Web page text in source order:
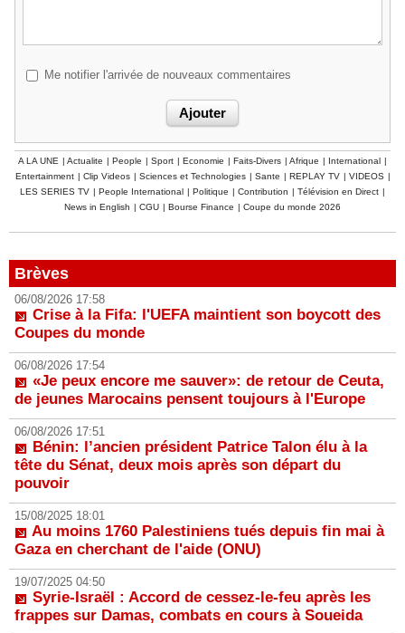
Me notifier l'arrivée de nouveaux commentaires
A LA UNE | Actualite | People | Sport | Economie | Faits-Divers | Afrique | International |
Entertainment | Clip Videos | Sciences et Technologies | Sante | REPLAY TV | VIDEOS |
LES SERIES TV | People International | Politique | Contribution | Télévision en Direct |
News in English | CGU | Bourse Finance | Coupe du monde 2026
Brèves
06/08/2026 17:58
Crise à la Fifa: l'UEFA maintient son boycott des
Coupes du monde
06/08/2026 17:54
«Je peux encore me sauver»: de retour de Ceuta,
de jeunes Marocains pensent toujours à l'Europe
06/08/2026 17:51
Bénin: l’ancien président Patrice Talon élu à la
tête du Sénat, deux mois après son départ du
pouvoir
15/08/2025 18:01
Au moins 1760 Palestiniens tués depuis fin mai à
Gaza en cherchant de l'aide (ONU)
19/07/2025 04:50
Syrie-Israël : Accord de cessez-le-feu après les
frappes sur Damas, combats en cours à Soueida